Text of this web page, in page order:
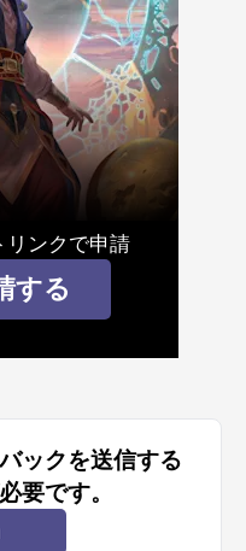
リンクで申請
する
ックを送信する
要です。